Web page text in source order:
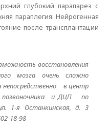
глубокий парапарез с
параплегия. Нейрогенная
после трансплантации
восстановления
мозга очень сложно
в центр
позвоночника и ДЦП по
1-я Останкинская, д. 3
18-98